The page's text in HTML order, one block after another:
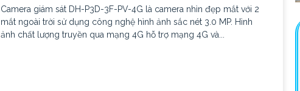
Camera giám sát DH-P3D-3F-PV-4G là camera nhìn đẹp mắt với 2
mắt ngoài trời sử dụng công nghệ hình ảnh sắc nét 3.0 MP. Hình
ảnh chất lượng truyền qua mạng 4G hỗ trợ mạng 4G và...